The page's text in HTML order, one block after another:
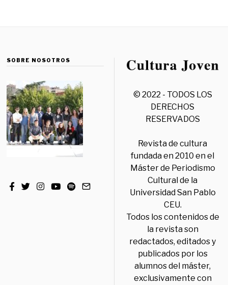
SOBRE NOSOTROS
© 2022 - TODOS LOS
DERECHOS
RESERVADOS
Revista de cultura
fundada en 2010 en el
Máster de Periodismo
Cultural de la
Universidad San Pablo
CEU.
Todos los contenidos de
la revista son
redactados, editados y
publicados por los
alumnos del máster,
exclusivamente con